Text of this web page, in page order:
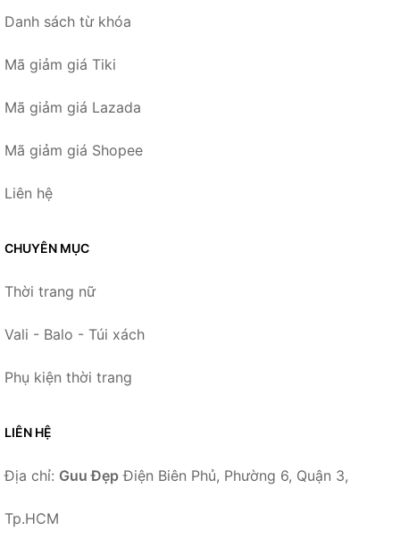
Danh sách từ khóa
Mã giảm giá Tiki
Mã giảm giá Lazada
Mã giảm giá Shopee
Liên hệ
CHUYÊN MỤC
Thời trang nữ
Vali - Balo - Túi xách
Phụ kiện thời trang
LIÊN HỆ
Địa chỉ: Guu Đẹp Điện Biên Phủ, Phường 6, Quận 3,
Tp.HCM